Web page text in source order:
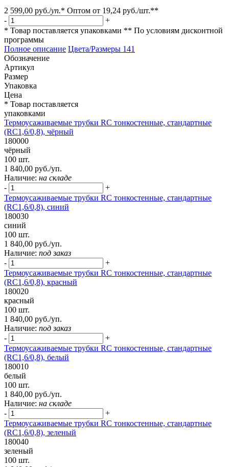
2 599,00 руб./уп.* Оптом от 19,24 руб./шт.**
-
+
* Товар поставляется упаковками ** По условиям дисконтной
программы
Полное описание Цвета/Размеры 141
Обозначение
Артикул
Размер
Упаковка
Цена
* Товар поставляется
упаковками
Термоусаживаемые трубки RC тонкостенные, стандартные
(RC1,6/0,8), чёрный
180000
чёрный
100 шт.
1 840,00 руб./уп.
Наличие: на складе
-
+
Термоусаживаемые трубки RC тонкостенные, стандартные
(RC1,6/0,8), синий
180030
синий
100 шт.
1 840,00 руб./уп.
Наличие: под заказ
-
+
Термоусаживаемые трубки RC тонкостенные, стандартные
(RC1,6/0,8), красный
180020
красный
100 шт.
1 840,00 руб./уп.
Наличие: под заказ
-
+
Термоусаживаемые трубки RC тонкостенные, стандартные
(RC1,6/0,8), белый
180010
белый
100 шт.
1 840,00 руб./уп.
Наличие: на складе
-
+
Термоусаживаемые трубки RC тонкостенные, стандартные
(RC1,6/0,8), зеленый
180040
зеленый
100 шт.